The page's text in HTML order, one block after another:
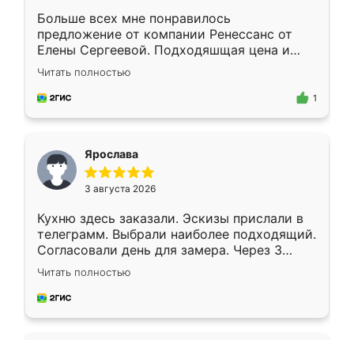
Больше всех мне понравилось
предложение от компании Ренессанс от
Елены Сергеевой. Подходяшщая цена и
короткие сроки изготовления. Приехавший
для замера сотрудник Владислав
предложил по моему эскизу самый
Читать полностью
1
Ярослава
3 августа 2026
Кухню здесь заказали. Эскизы прислали в
телеграмм. Выбрали наиболее подходящий.
Согласовали день для замера. Через 3
недели кухня была уже готова. Остались
довольны работой. Спасибо Ренессанс
мебель за качественную работу!
Читать полностью